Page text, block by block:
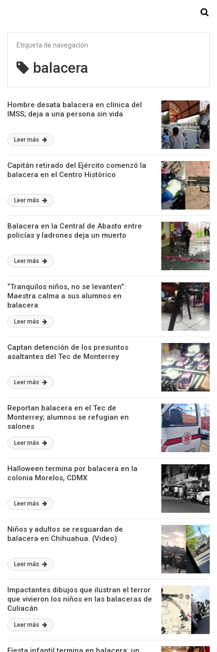
Etiqueta de navegación
balacera
Hombre desata balacera en clínica del
IMSS; deja a una persona sin vida
Leer más
Capitán retirado del Ejército comenzó la
balacera en el Centro Histórico
Leer más
Balacera en la Central de Abasto entre
policías y ladrones deja un muerto
Leer más
“Tranquilos niños, no se levanten”:
Maestra calma a sus alumnos en
balacera
Leer más
Captan detención de los presuntos
asaltantes del Tec de Monterrey
Leer más
Reportan balacera en el Tec de
Monterrey; alumnos se refugian en
salones
Leer más
Halloween termina por balacera en la
colonia Morelos, CDMX
Leer más
Niños y adultos se resguardan de
balacera en Chihuahua. (Video)
Leer más
Impactantes dibujos que ilustran el terror
que vivieron los niños en las balaceras de
Culiacán
Leer más